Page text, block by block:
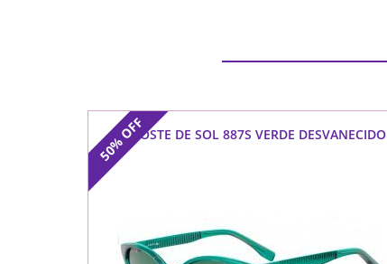
50%
OFF
LACOSTE DE SOL 887S VERDE DESVANECIDO